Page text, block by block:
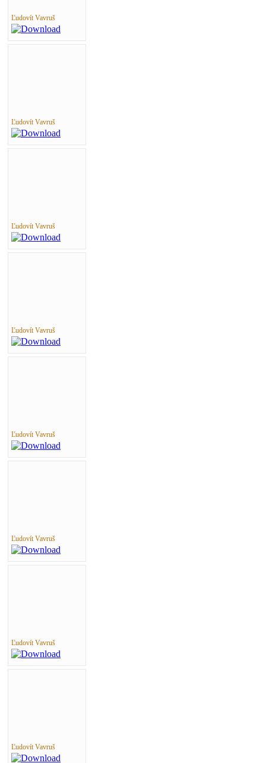
Ľudovít Vavruš
Ľudovít Vavruš
Ľudovít Vavruš
Ľudovít Vavruš
Ľudovít Vavruš
Ľudovít Vavruš
Ľudovít Vavruš
Ľudovít Vavruš